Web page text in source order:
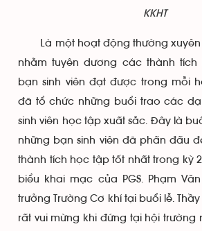
KKHT
Là một hoạt động thường xuyên
nhằm tuyên dương các thành
bạn sinh viên đạt được trong mỗi
đã tổ chức những buổi trao các
sinh viên học tập xuất sắc. Đây là
những bạn sinh viên đã phấn đấu
thành tích học tập tốt nhất trong kỳ
biểu khai mạc của PGS. Phạm
trưởng Trường Cơ khí tại buổi lễ.
rất vui mừng khi đứng tại hội trường